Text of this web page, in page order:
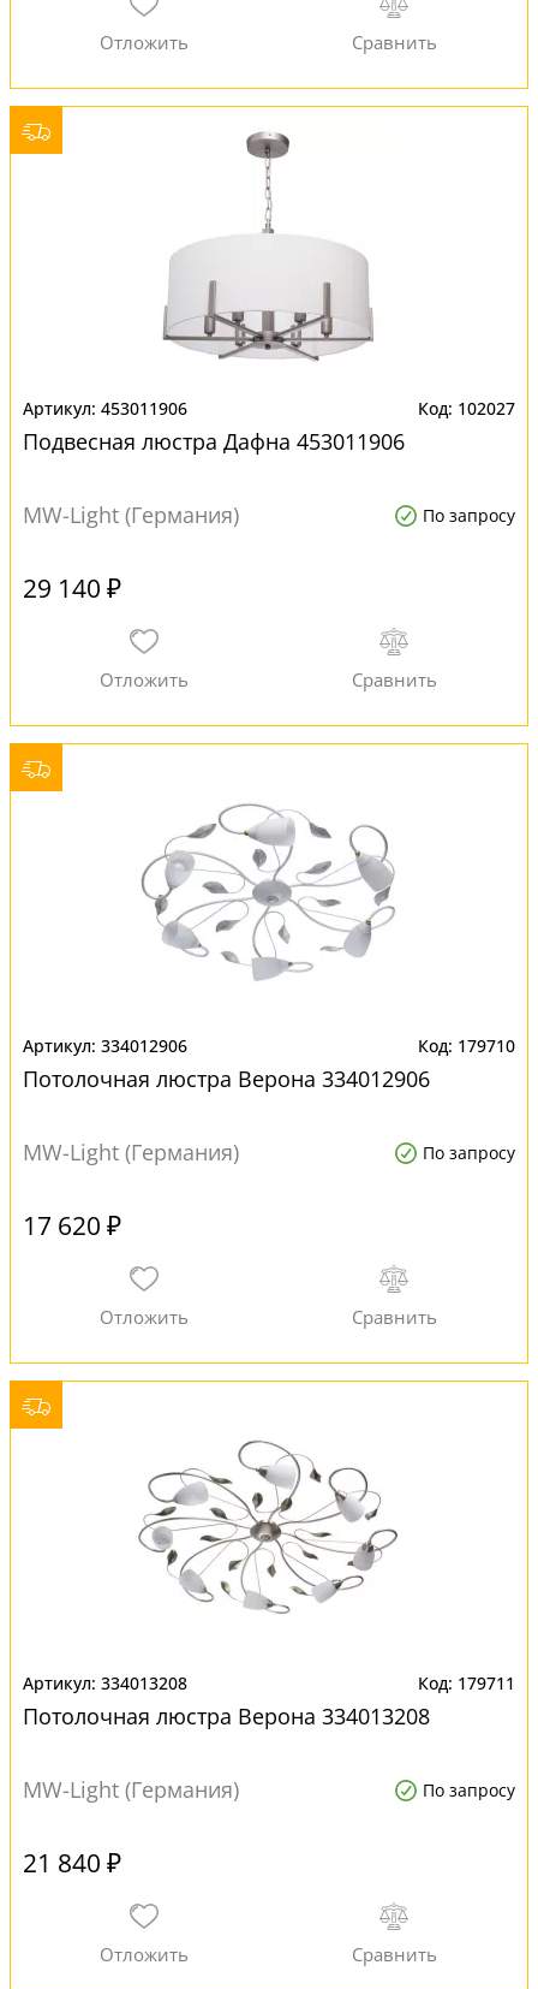
453011906 102027
Подвесная люстра Дафна 453011906
MW-Light (Германия) По запросу
29 140 ₽
334012906 179710
Потолочная люстра Верона 334012906
MW-Light (Германия) По запросу
17 620 ₽
334013208 179711
Потолочная люстра Верона 334013208
MW-Light (Германия) По запросу
21 840 ₽